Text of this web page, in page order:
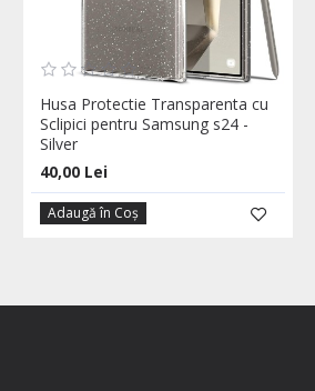
Husa Protectie Transparenta cu
Sclipici pentru Samsung s24 -
Silver
40,00 Lei
Adaugă în Coş